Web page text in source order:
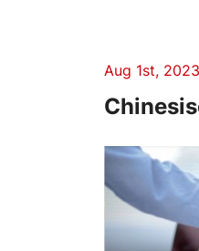
Aug 1st, 2023